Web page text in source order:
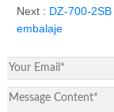
Next : DZ-700-
embalaje